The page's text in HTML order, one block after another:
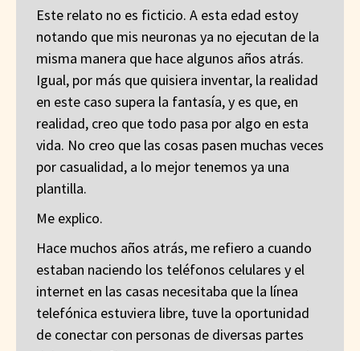
Este relato no es ficticio. A esta edad estoy
notando que mis neuronas ya no ejecutan de la
misma manera que hace algunos años atrás.
Igual, por más que quisiera inventar, la realidad
en este caso supera la fantasía, y es que, en
realidad, creo que todo pasa por algo en esta
vida. No creo que las cosas pasen muchas veces
por casualidad, a lo mejor tenemos ya una
plantilla.
Me explico.
Hace muchos años atrás, me refiero a cuando
estaban naciendo los teléfonos celulares y el
internet en las casas necesitaba que la línea
telefónica estuviera libre, tuve la oportunidad
de conectar con personas de diversas partes